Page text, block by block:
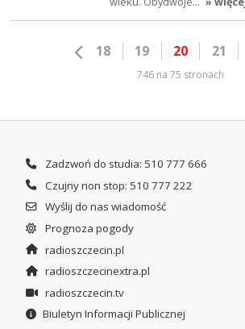
18 19 20 21
746 na 75 stronach
Zadzwoń do studia: 510 777 666
Czujny non stop: 510 777 222
Wyślij do nas wiadomość
Prognoza pogody
radioszczecin.pl
radioszczecinextra.pl
radioszczecin.tv
Biuletyn Informacji Publicznej